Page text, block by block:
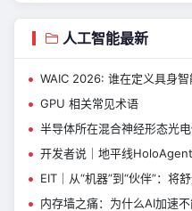
人工智能最新
WAIC 2026: 谁在定义具身智
GPU 相关常见术语
半导体所在混合神经形态光
开发者说｜地平线HoloAgent-0：构建具
EIT｜从“机器”到“伙伴”：将
内存墙之痛：为什么AI加速不